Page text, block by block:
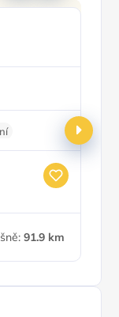
91.9 km